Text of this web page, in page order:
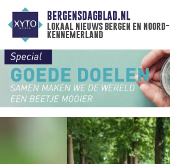
BERGENSDAGBLAD.NL
lokaal nieuws bergen en noord-
kennemerland